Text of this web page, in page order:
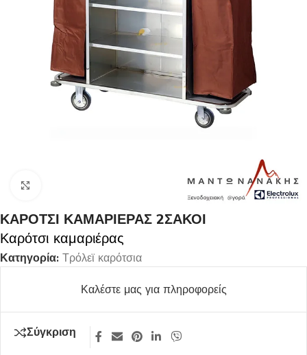
ΚΑΡΟΤΣΙ ΚΑΜΑΡΙΕΡΑΣ 2ΣΑΚΟΙ
Καρότσι καμαριέρας
Κατηγορία: Τρόλεϊ καρότσια
Καλέστε μας για πληροφορείς
Σύγκριση